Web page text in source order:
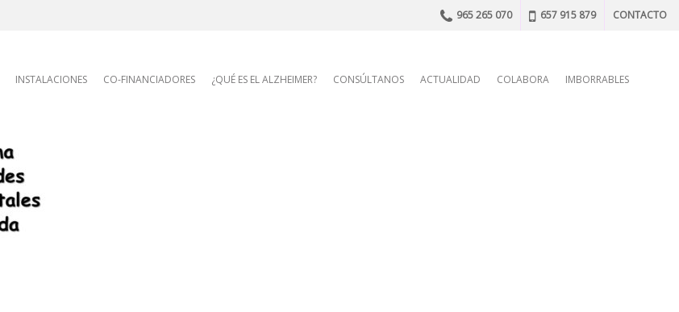
965 265 070 657 915 879 CONTACTO
INSTALACIONES CO-FINANCIADORES ¿QUÉ ES EL ALZHEIMER? CONSÚLTANOS ACTUALIDAD COLABORA IMBORRABLES